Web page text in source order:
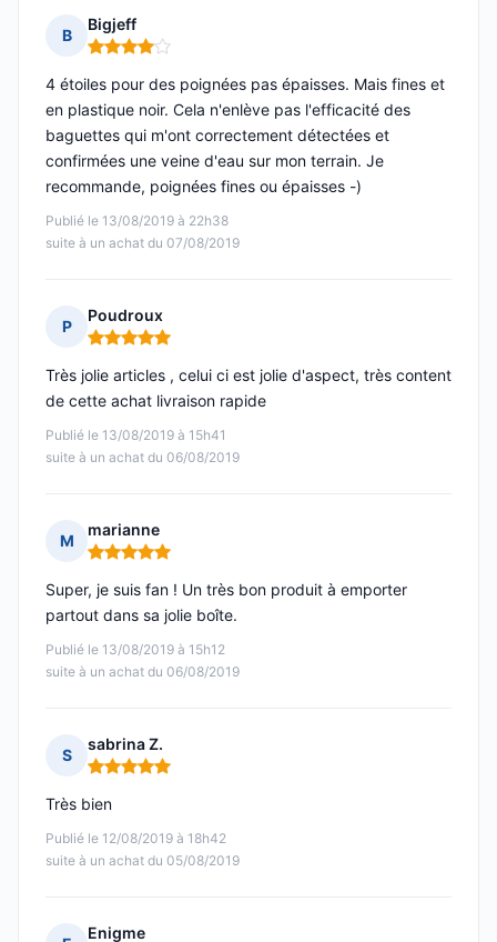
B
Bigjeff
Note : 4 sur 5
Publié le 13/08/2019 à 22h38
suite à un achat du 07/08/2019
4 étoiles pour des poignées pas épaisses. Mais fines et
en plastique noir. Cela n'enlève pas l'efficacité des
baguettes qui m'ont correctement détectées et
confirmées une veine d'eau sur mon terrain. Je
recommande, poignées fines ou épaisses -)
P
Poudroux
Note : 5 sur 5
Publié le 13/08/2019 à 15h41
suite à un achat du 06/08/2019
Très jolie articles , celui ci est jolie d'aspect, très content
de cette achat livraison rapide
M
marianne
Note : 5 sur 5
Publié le 13/08/2019 à 15h12
suite à un achat du 06/08/2019
Super, je suis fan ! Un très bon produit à emporter
partout dans sa jolie boîte.
S
sabrina Z.
Note : 5 sur 5
Publié le 12/08/2019 à 18h42
suite à un achat du 05/08/2019
Très bien
Enigme